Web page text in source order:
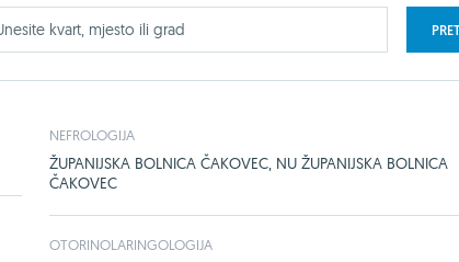
NEFROLOGIJA
ŽUPANIJSKA BOLNICA ČAKOVEC, NU ŽUPANIJSKA BOLNICA
ČAKOVEC
OTORINOLARINGOLOGIJA